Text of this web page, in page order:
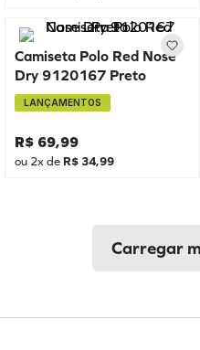
Camiseta Polo Red Nose
Dry 9120167 Preto
LANÇAMENTOS
R$ 69,99
ou 2x de R$ 34,99